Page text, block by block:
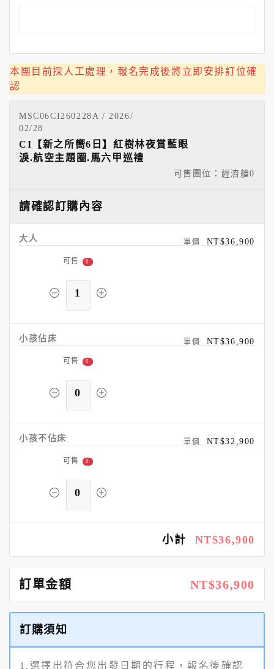
本團目前採人工處理，報名完成後將立即安排訂位確
認
MSC06CI260228A / 2026/
02/28
可售團位：經濟艙0
CI【新之所嚮6日】紅樹林夜賞藍眼
淚.航空主題圈.馬六甲巡禮
請確認訂購內容
大人 NT$36,900
可售 0
1
小孩佔床 NT$36,900
可售 0
0
小孩不佔床 NT$32,900
可售 0
0
小計 NT$36,900
訂單金額 NT$36,900
訂購須知
1.選擇出符合您出發日期的行程，報名後確認